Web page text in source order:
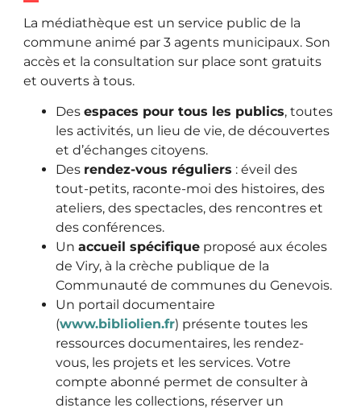
La médiathèque est un service public de la
commune animé par 3 agents municipaux. Son
accès et la consultation sur place sont gratuits
et ouverts à tous.
Des espaces pour tous les publics, toutes
les activités, un lieu de vie, de découvertes
et d’échanges citoyens.
Des rendez-vous réguliers : éveil des
tout-petits, raconte-moi des histoires, des
ateliers, des spectacles, des rencontres et
des conférences.
Un accueil spécifique proposé aux écoles
de Viry, à la crèche publique de la
Communauté de communes du Genevois.
Un portail documentaire
(www.bibliolien.fr) présente toutes les
ressources documentaires, les rendez-
vous, les projets et les services. Votre
compte abonné permet de consulter à
distance les collections, réserver un